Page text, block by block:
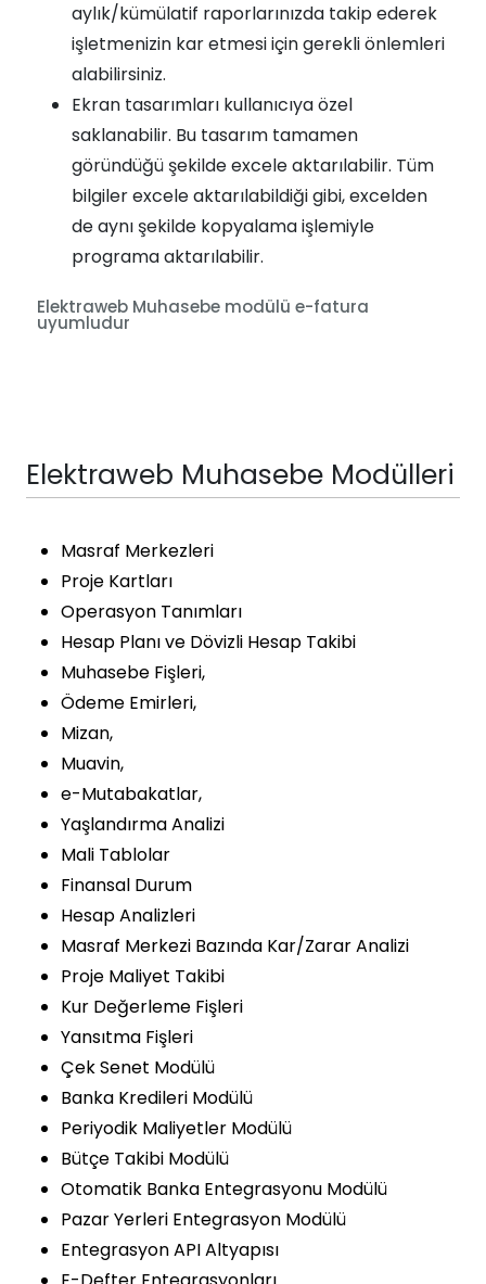
aylık/kümülatif raporlarınızda takip ederek
işletmenizin kar etmesi için gerekli önlemleri
alabilirsiniz.
Ekran tasarımları kullanıcıya özel
saklanabilir. Bu tasarım tamamen
göründüğü şekilde excele aktarılabilir. Tüm
bilgiler excele aktarılabildiği gibi, excelden
de aynı şekilde kopyalama işlemiyle
programa aktarılabilir.
Elektraweb Muhasebe modülü e-fatura
uyumludur
Elektraweb Muhasebe Modülleri
Masraf Merkezleri
Proje Kartları
Operasyon Tanımları
Hesap Planı ve Dövizli Hesap Takibi
Muhasebe Fişleri,
Ödeme Emirleri,
Mizan,
Muavin,
e-Mutabakatlar,
Yaşlandırma Analizi
Mali Tablolar
Finansal Durum
Hesap Analizleri
Masraf Merkezi Bazında Kar/Zarar Analizi
Proje Maliyet Takibi
Kur Değerleme Fişleri
Yansıtma Fişleri
Çek Senet Modülü
Banka Kredileri Modülü
Periyodik Maliyetler Modülü
Bütçe Takibi Modülü
Otomatik Banka Entegrasyonu Modülü
Pazar Yerleri Entegrasyon Modülü
Entegrasyon API Altyapısı